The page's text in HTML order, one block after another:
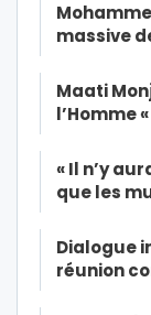
massive
Maati
l’Homme
« Il n’y
que les
Dialogue
réunion